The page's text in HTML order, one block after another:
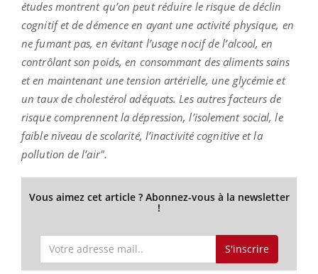
études montrent qu’on peut réduire le risque de déclin
cognitif et de démence en ayant une activité physique, en
ne fumant pas, en évitant l’usage nocif de l’alcool, en
contrôlant son poids, en consommant des aliments sains
et en maintenant une tension artérielle, une glycémie et
un taux de cholestérol adéquats. Les autres facteurs de
risque comprennent la dépression, l’isolement social, le
faible niveau de scolarité, l’inactivité cognitive et la
pollution de l’air".
Vous aimez cet article ? Abonnez-vous à la newsletter
!
S'inscrire